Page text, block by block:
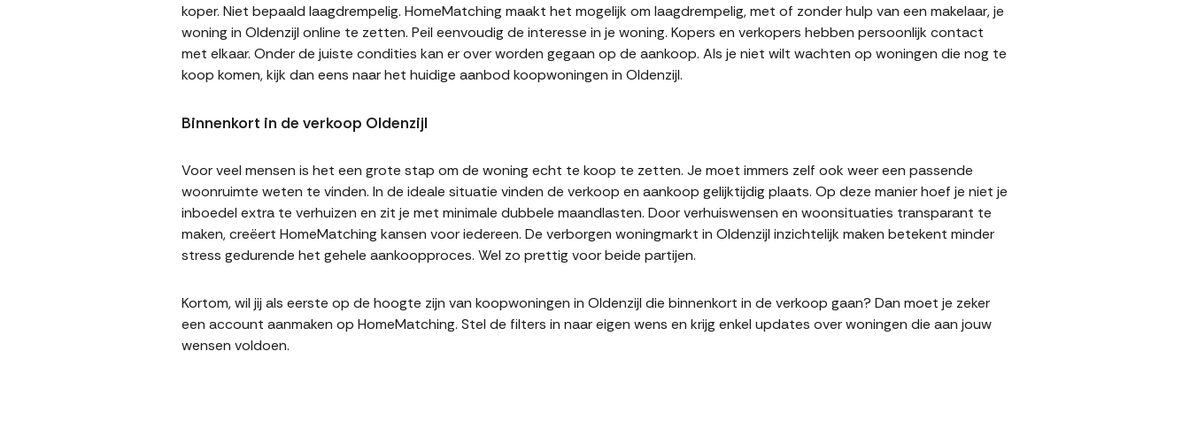
koper. Niet bepaald laagdrempelig. HomeMatching maakt het mogelijk om laagdrempelig, met of zonder hulp van een makelaar, je
woning in Oldenzijl online te zetten. Peil eenvoudig de interesse in je woning. Kopers en verkopers hebben persoonlijk contact
met elkaar. Onder de juiste condities kan er over worden gegaan op de aankoop. Als je niet wilt wachten op woningen die nog te
koop komen, kijk dan eens naar het huidige aanbod koopwoningen in Oldenzijl.
Binnenkort in de verkoop Oldenzijl
Voor veel mensen is het een grote stap om de woning echt te koop te zetten. Je moet immers zelf ook weer een passende
woonruimte weten te vinden. In de ideale situatie vinden de verkoop en aankoop gelijktijdig plaats. Op deze manier hoef je niet je
inboedel extra te verhuizen en zit je met minimale dubbele maandlasten. Door verhuiswensen en woonsituaties transparant te
maken, creëert HomeMatching kansen voor iedereen. De verborgen woningmarkt in Oldenzijl inzichtelijk maken betekent minder
stress gedurende het gehele aankoopproces. Wel zo prettig voor beide partijen.
Kortom, wil jij als eerste op de hoogte zijn van koopwoningen in Oldenzijl die binnenkort in de verkoop gaan? Dan moet je zeker
een account aanmaken op HomeMatching. Stel de filters in naar eigen wens en krijg enkel updates over woningen die aan jouw
wensen voldoen.